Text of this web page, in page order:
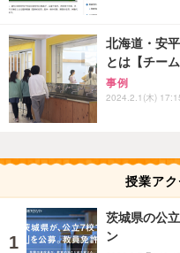
北海道・安
とは【チー
事例
2024.2.1(木)
授業ア
茨城県の公
ン